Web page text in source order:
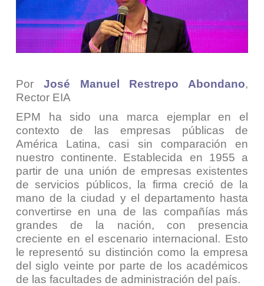
Por José Manuel Restrepo Abondano,
Rector EIA
EPM ha sido una marca ejemplar en el
contexto de las empresas públicas de
América Latina, casi sin comparación en
nuestro continente. Establecida en 1955 a
partir de una unión de empresas existentes
de servicios públicos, la firma creció de la
mano de la ciudad y el departamento hasta
convertirse en una de las compañías más
grandes de la nación, con presencia
creciente en el escenario internacional. Esto
le representó su distinción como la empresa
del siglo veinte por parte de los académicos
de las facultades de administración del país.